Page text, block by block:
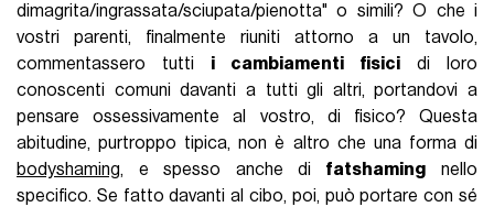
dimagrita/ingrassata/sciupata/pienotta" o simili? O che i
vostri parenti, finalmente riuniti attorno a un tavolo,
commentassero tutti i cambiamenti fisici di loro
conoscenti comuni davanti a tutti gli altri, portandovi a
pensare ossessivamente al vostro, di fisico? Questa
abitudine, purtroppo tipica, non è altro che una forma di
bodyshaming, e spesso anche di fatshaming nello
specifico. Se fatto davanti al cibo, poi, può portare con sé